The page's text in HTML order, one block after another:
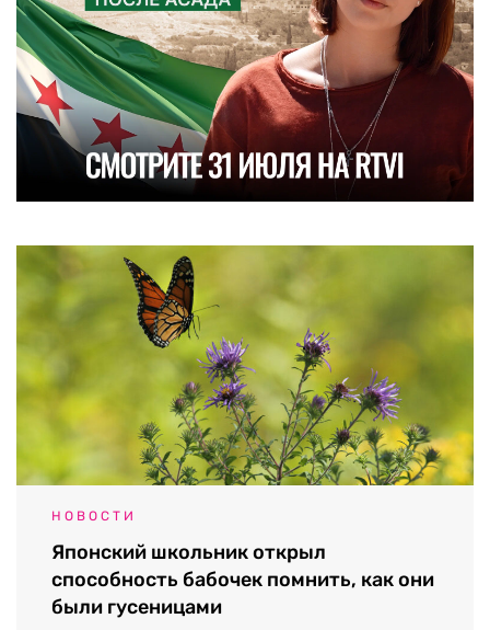
НОВОСТИ
Японский школьник открыл
способность бабочек помнить, как они
были гусеницами